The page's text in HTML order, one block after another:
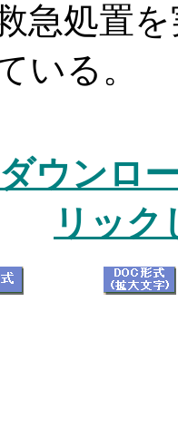
急処置
いる。
ウンロ
リック